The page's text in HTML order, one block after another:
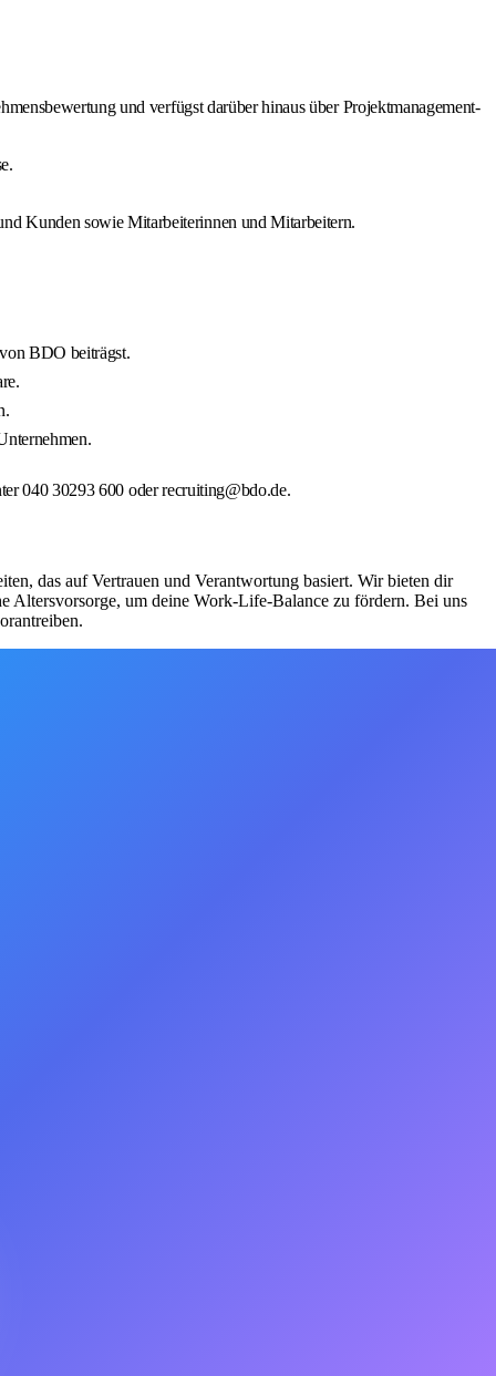
und verfügst darüber hinaus über Projektmanagement-
Kunden sowie Mitarbeiterinnen und Mitarbeitern.
BDO beiträgst.
040 30293 600 oder recruiting@bdo.de.
das auf Vertrauen und Verantwortung basiert. Wir bieten dir
Altersvorsorge, um deine Work-Life-Balance zu fördern. Bei uns